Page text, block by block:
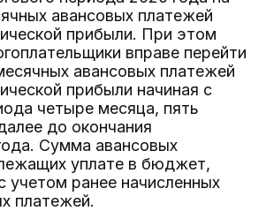
авансовых платежей
прибыли. При этом
вправе перейти
авансовых платежей
прибыли начиная с
четыре месяца, пять
до окончания
Сумма авансовых
уплате в бюджет,
учетом ранее начисленных
платежей.